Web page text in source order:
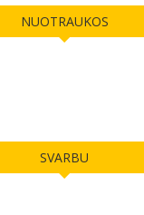
NUOTRAUKOS
SVARBU